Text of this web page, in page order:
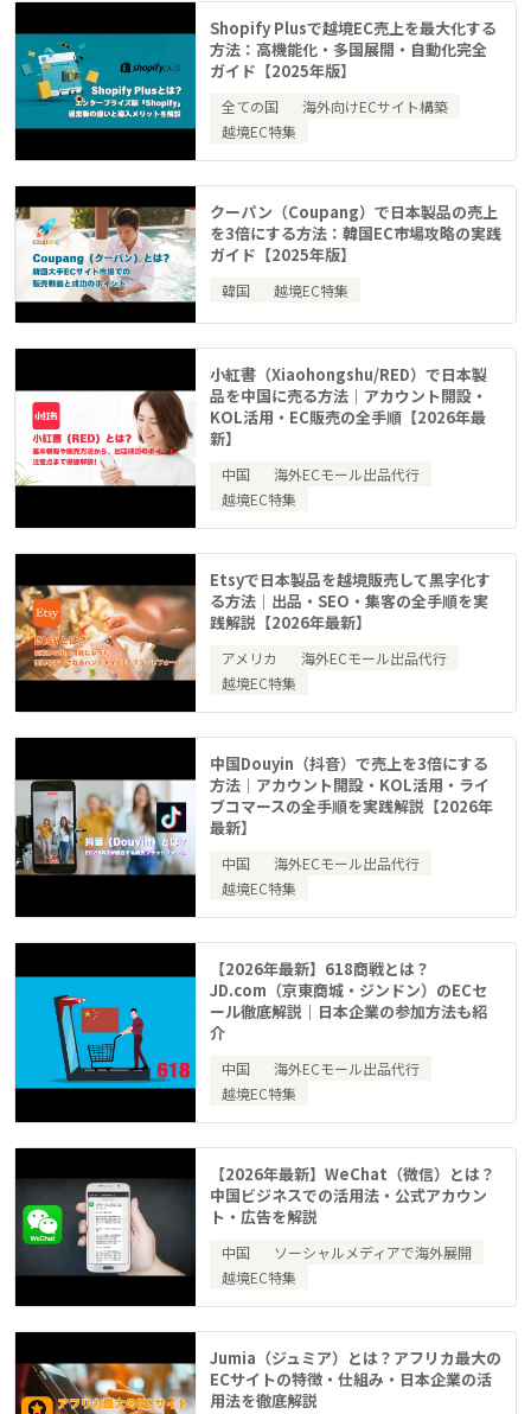
Shopify Plusで越境EC売上を最大化する
方法：高機能化・多国展開・自動化完全
ガイド【2025年版】
全ての国
海外向けECサイト構築
越境EC特集
クーパン（Coupang）で日本製品の売上
を3倍にする方法：韓国EC市場攻略の実践
ガイド【2025年版】
韓国 越境EC特集
小紅書（Xiaohongshu/RED）で日本製
品を中国に売る方法｜アカウント開設・
KOL活用・EC販売の全手順【2026年最
新】
中国
海外ECモール出品代行
越境EC特集
Etsyで日本製品を越境販売して黒字化す
る方法｜出品・SEO・集客の全手順を実
践解説【2026年最新】
アメリカ
海外ECモール出品代行
越境EC特集
中国Douyin（抖音）で売上を3倍にする
方法｜アカウント開設・KOL活用・ライ
ブコマースの全手順を実践解説【2026年
最新】
中国
海外ECモール出品代行
越境EC特集
【2026年最新】618商戦とは？
JD.com（京東商城・ジンドン）のECセ
ール徹底解説｜日本企業の参加方法も紹
介
中国
海外ECモール出品代行
越境EC特集
【2026年最新】WeChat（微信）とは？
中国ビジネスでの活用法・公式アカウン
ト・広告を解説
中国
ソーシャルメディアで海外展開
越境EC特集
Jumia（ジュミア）とは？アフリカ最大の
ECサイトの特徴・仕組み・日本企業の活
用法を徹底解説